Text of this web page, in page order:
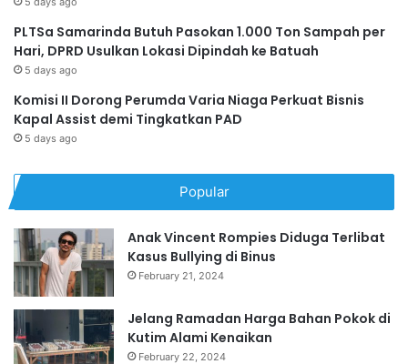
PLTSa Samarinda Butuh Pasokan 1.000 Ton Sampah per
Hari, DPRD Usulkan Lokasi Dipindah ke Batuah
5 days ago
Komisi II Dorong Perumda Varia Niaga Perkuat Bisnis
Kapal Assist demi Tingkatkan PAD
5 days ago
Popular
Anak Vincent Rompies Diduga Terlibat
Kasus Bullying di Binus
February 21, 2024
Jelang Ramadan Harga Bahan Pokok di
Kutim Alami Kenaikan
February 22, 2024